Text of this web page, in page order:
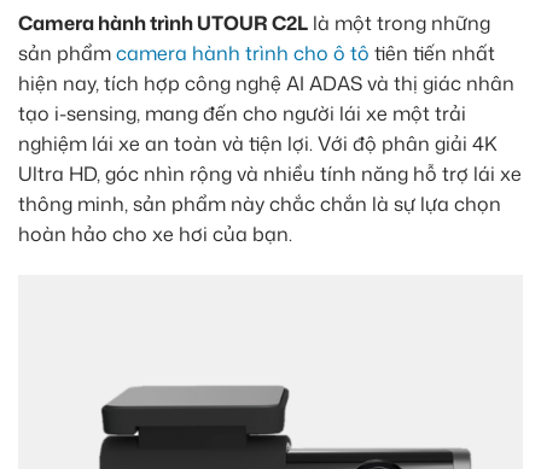
Camera hành trình UTOUR C2L là một trong những
sản phẩmcamera hành trình cho ô tô tiên tiến nhất
hiện nay, tích hợp công nghệ AI ADAS và thị giác nhân
tạo i-sensing, mang đến cho người lái xe một trải
nghiệm lái xe an toàn và tiện lợi. Với độ phân giải 4K
Ultra HD, góc nhìn rộng và nhiều tính năng hỗ trợ lái xe
thông minh, sản phẩm này chắc chắn là sự lựa chọn
hoàn hảo cho xe hơi của bạn.